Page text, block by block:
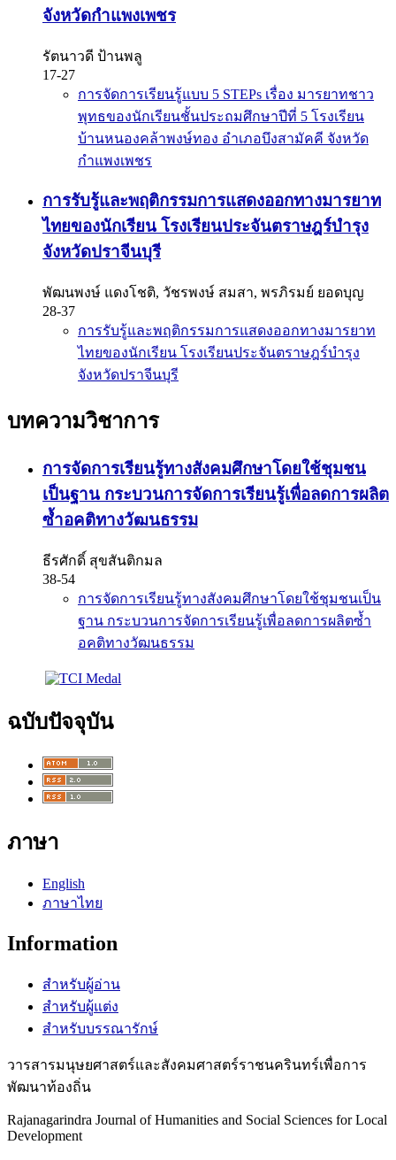
จังหวัดกำแพงเพชร
รัตนาวดี ป้านพลู
17-27
การจัดการเรียนรู้แบบ 5 STEPs เรื่อง มารยาทชาว
พุทธของนักเรียนชั้นประถมศึกษาปีที่ 5 โรงเรียน
บ้านหนองคล้าพงษ์ทอง อำเภอบึงสามัคคี จังหวัด
กำแพงเพชร
การรับรู้และพฤติกรรมการแสดงออกทางมารยาท
ไทยของนักเรียน โรงเรียนประจันตราษฎร์บำรุง
จังหวัดปราจีนบุรี
พัฒนพงษ์ แดงโชติ, วัชรพงษ์ สมสา, พรภิรมย์ ยอดบุญ
28-37
การรับรู้และพฤติกรรมการแสดงออกทางมารยาท
ไทยของนักเรียน โรงเรียนประจันตราษฎร์บำรุง
จังหวัดปราจีนบุรี
บทความวิชาการ
การจัดการเรียนรู้ทางสังคมศึกษาโดยใช้ชุมชน
เป็นฐาน กระบวนการจัดการเรียนรู้เพื่อลดการผลิต
ซ้ำอคติทางวัฒนธรรม
ธีรศักดิ์ สุขสันติกมล
38-54
การจัดการเรียนรู้ทางสังคมศึกษาโดยใช้ชุมชนเป็น
ฐาน กระบวนการจัดการเรียนรู้เพื่อลดการผลิตซ้ำ
อคติทางวัฒนธรรม
ฉบับปัจจุบัน
ภาษา
English
ภาษาไทย
Information
สำหรับผู้อ่าน
สำหรับผู้แต่ง
สำหรับบรรณารักษ์
วารสารมนุษยศาสตร์และสังคมศาสตร์ราชนครินทร์เพื่อการ
พัฒนาท้องถิ่น
Rajanagarindra Journal of Humanities and Social Sciences for Local
Development